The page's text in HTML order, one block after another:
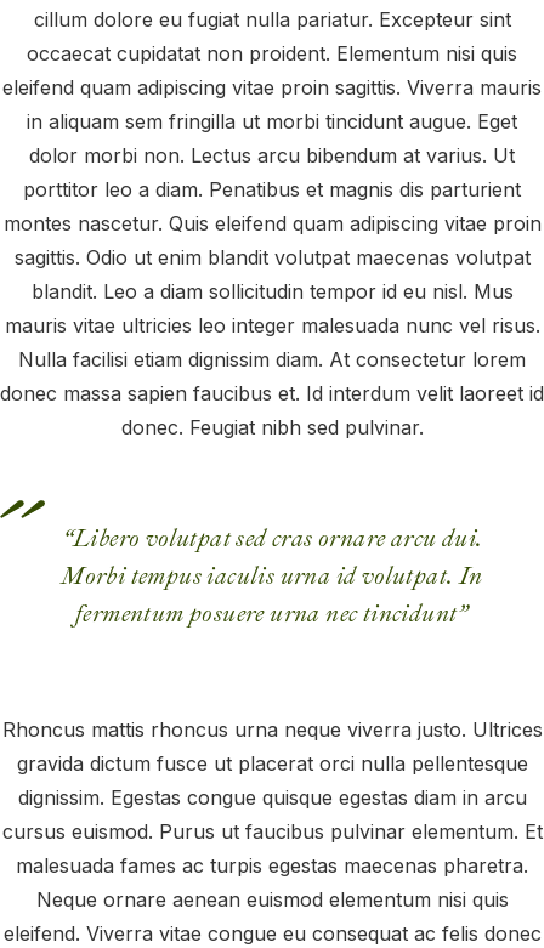
cillum dolore eu fugiat nulla pariatur. Excepteur sint
occaecat cupidatat non proident. Elementum nisi quis
eleifend quam adipiscing vitae proin sagittis. Viverra mauris
in aliquam sem fringilla ut morbi tincidunt augue. Eget
dolor morbi non. Lectus arcu bibendum at varius. Ut
porttitor leo a diam. Penatibus et magnis dis parturient
montes nascetur. Quis eleifend quam adipiscing vitae proin
sagittis. Odio ut enim blandit volutpat maecenas volutpat
blandit. Leo a diam sollicitudin tempor id eu nisl. Mus
mauris vitae ultricies leo integer malesuada nunc vel risus.
Nulla facilisi etiam dignissim diam. At consectetur lorem
donec massa sapien faucibus et. Id interdum velit laoreet id
donec. Feugiat nibh sed pulvinar.
“Libero volutpat sed cras ornare arcu dui.
Morbi tempus iaculis urna id volutpat. In
fermentum posuere urna nec tincidunt”
Rhoncus mattis rhoncus urna neque viverra justo. Ultrices
gravida dictum fusce ut placerat orci nulla pellentesque
dignissim. Egestas congue quisque egestas diam in arcu
cursus euismod. Purus ut faucibus pulvinar elementum. Et
malesuada fames ac turpis egestas maecenas pharetra.
Neque ornare aenean euismod elementum nisi quis
eleifend. Viverra vitae congue eu consequat ac felis donec